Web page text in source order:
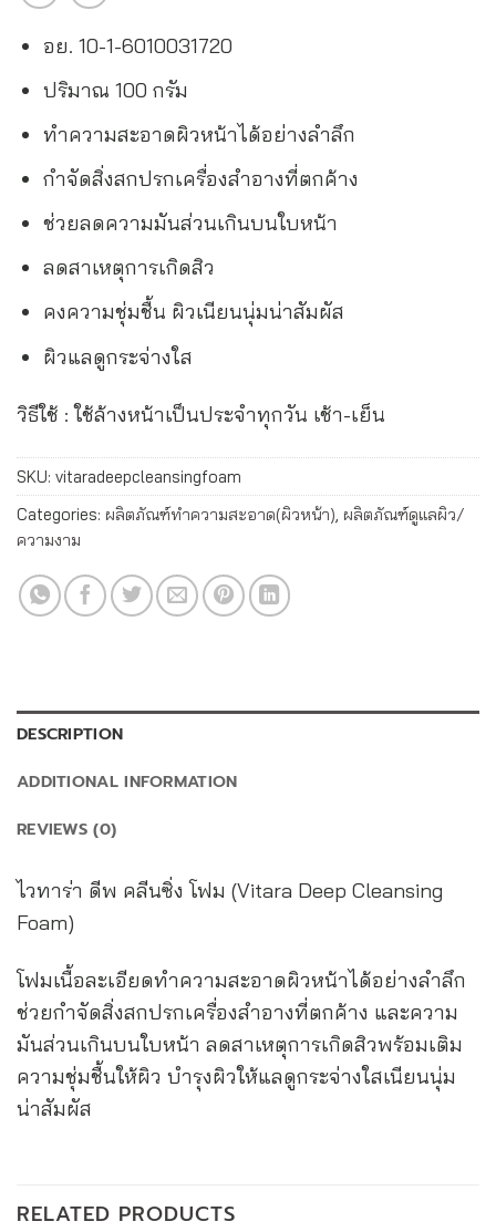
อย. 10-1-6010031720
ปริมาณ 100 กรัม
ทำความสะอาดผิวหน้าได้อย่างลำลึก
กำจัดสิ่งสกปรกเครื่องสำอางที่ตกค้าง
ช่วยลดความมันส่วนเกินบนใบหน้า
ลดสาเหตุการเกิดสิว
คงความชุ่มชื้น ผิวเนียนนุ่มน่าสัมผัส
ผิวแลดูกระจ่างใส
วิธีใช้ : ใช้ล้างหน้าเป็นประจำทุกวัน เช้า-เย็น
SKU: vitaradeepcleansingfoam
Categories: ผลิตภัณฑ์ทำความสะอาด(ผิวหน้า), ผลิตภัณฑ์ดูแลผิว/
ความงาม
DESCRIPTION
ADDITIONAL INFORMATION
REVIEWS (0)
ไวทาร่า ดีพ คลีนซิ่ง โฟม (Vitara Deep Cleansing
Foam)
โฟมเนื้อละเอียดทำความสะอาดผิวหน้าได้อย่างลำลึก
ช่วยกำจัดสิ่งสกปรกเครื่องสำอางที่ตกค้าง และความ
มันส่วนเกินบนใบหน้า ลดสาเหตุการเกิดสิวพร้อมเติม
ความชุ่มชื้นให้ผิว บำรุงผิวให้แลดูกระจ่างใสเนียนนุ่ม
น่าสัมผัส
RELATED PRODUCTS